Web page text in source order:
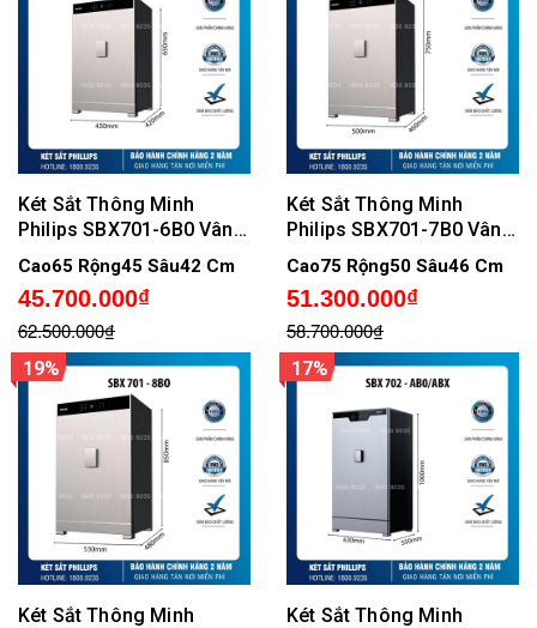
Két Sắt Thông Minh
Philips SBX701-6B0 Vân
Tay Điện Tử, Không cảnh
báo qua điện thoại
Cao65 Rộng45 Sâu42 Cm
45.700.000₫
62.500.000₫
Két Sắt Thông Minh
Philips SBX701-7B0 Vân
Tay Điện Tử
Cao75 Rộng50 Sâu46 Cm
51.300.000₫
58.700.000₫
19%
Két Sắt Thông Minh
17%
Két Sắt Thông Minh